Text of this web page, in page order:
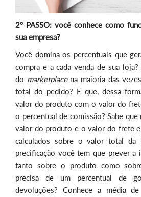
2º PASSO: você conhece como
sua empresa?
Você domina os percentuais que
compra e a cada venda de sua
do marketplacena maioria das
total do pedido? E que, dessa
valor do produto com o valor do
o percentual de comissão? Sabe
valor do produto e o valor do frete
calculados sobre o valor total da
precificação você tem que prever a
tanto sobre o produto como
precisa de um percentual de
devoluções? Conhece a média